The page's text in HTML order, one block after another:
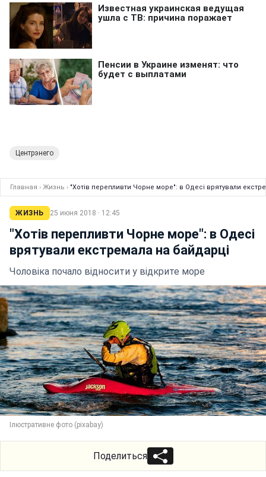
Центрэнего
Главная › Жизнь › "Хотів перепливти Чорне море": в Одесі врятували
ЖИЗНЬ 25 июня 2018 · 12:45
"Хотів перепливти Чорне море": в Одесі
врятували екстремала на байдарці
Чоловіка почало відносити у відкрите море
Ілюстративне фото (pixabay)
Поделиться